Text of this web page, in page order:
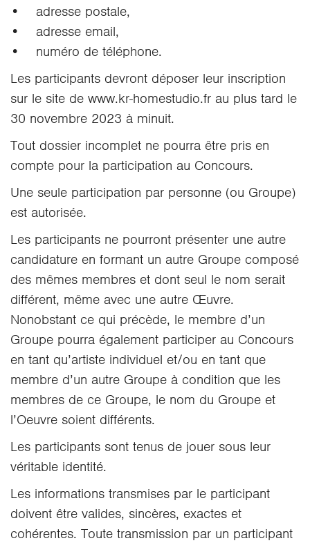
• adresse postale,
• adresse email,
• numéro de téléphone.
Les participants devront déposer leur inscription
sur le site de www.kr-homestudio.fr au plus tard le
30 novembre 2023 à minuit.
Tout dossier incomplet ne pourra être pris en
compte pour la participation au Concours.
Une seule participation par personne (ou Groupe)
est autorisée.
Les participants ne pourront présenter une autre
candidature en formant un autre Groupe composé
des mêmes membres et dont seul le nom serait
différent, même avec une autre Œuvre.
Nonobstant ce qui précède, le membre d’un
Groupe pourra également participer au Concours
en tant qu’artiste individuel et/ou en tant que
membre d’un autre Groupe à condition que les
membres de ce Groupe, le nom du Groupe et
l’Oeuvre soient différents.
Les participants sont tenus de jouer sous leur
véritable identité.
Les informations transmises par le participant
doivent être valides, sincères, exactes et
cohérentes. Toute transmission par un participant